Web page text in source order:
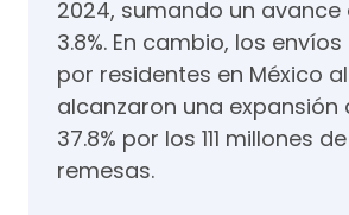
2024, sumando un avance
3.8%. En cambio, los
por residentes en México
alcanzaron una expansión
37.8% por los 111 millones
remesas.